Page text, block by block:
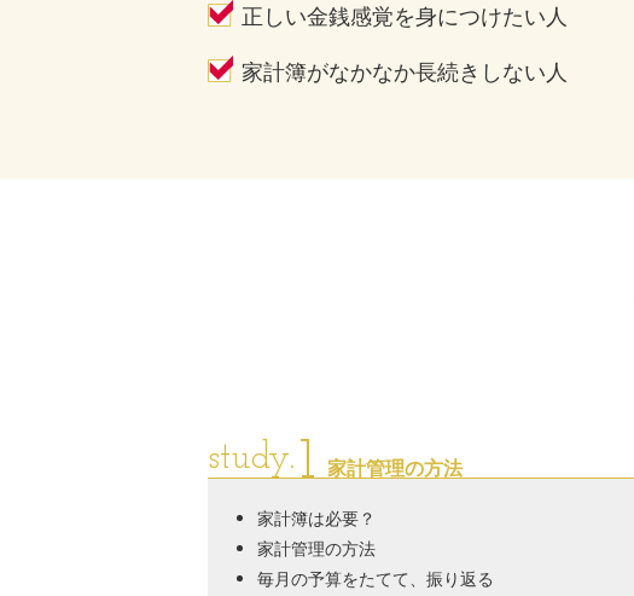
正しい金銭感覚を身につけたい人
家計簿がなかなか長続きしない人
study.1 家計管理の方法
家計簿は必要？
家計管理の方法
毎月の予算をたてて、振り返る